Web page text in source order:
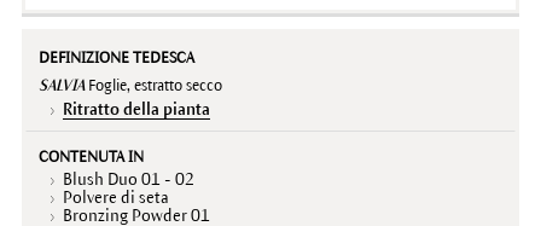
SALVIAFoglie, estratto secco
Ritratto della pianta
Blush Duo 01 - 02
Polvere di seta
Bronzing Powder 01